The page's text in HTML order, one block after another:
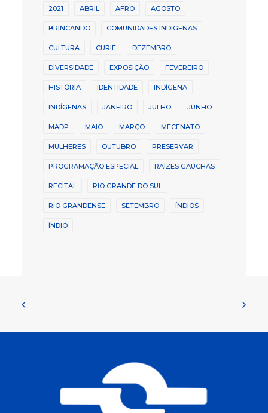
2021 ABRIL AFRO AGOSTO
BRINCANDO COMUNIDADES INDÍGENAS
CULTURA CURIE DEZEMBRO
DIVERSIDADE EXPOSIÇÃO FEVEREIRO
HISTÓRIA IDENTIDADE INDÍGENA
INDÍGENAS JANEIRO JULHO JUNHO
MADP MAIO MARÇO MECENATO
MULHERES OUTUBRO PRESERVAR
PROGRAMAÇÃO ESPECIAL RAÍZES GAÚCHAS
RECITAL RIO GRANDE DO SUL
RIO GRANDENSE SETEMBRO ÍNDIOS
ÍNDIO